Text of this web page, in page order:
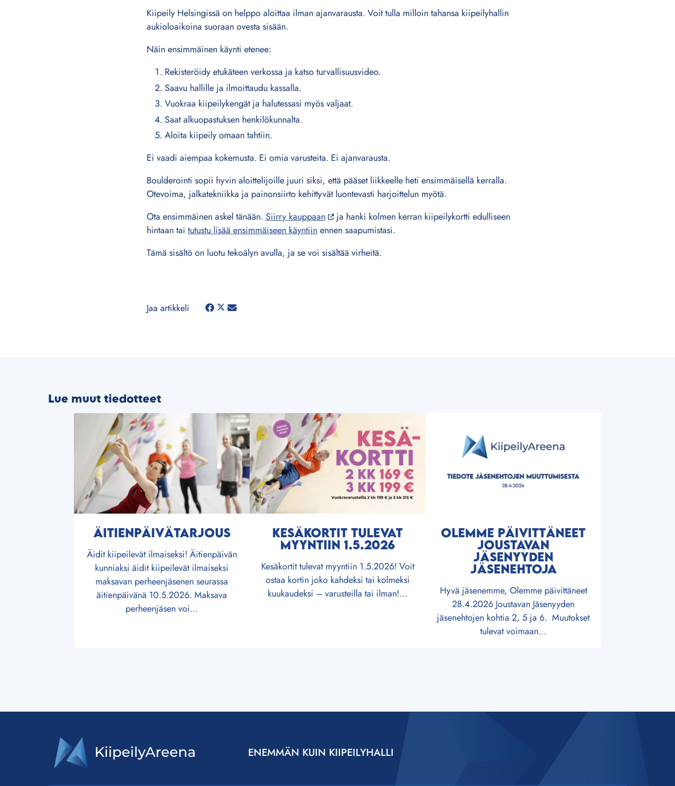
Kiipeily Helsingissä on helppo aloittaa ilman ajanvarausta. Voit tulla milloin tahansa kiipeilyhallin
aukioloaikoina suoraan ovesta sisään.
Näin ensimmäinen käynti etenee:
Rekisteröidy etukäteen verkossa ja katso turvallisuusvideo.
Saavu hallille ja ilmoittaudu kassalla.
Vuokraa kiipeilykengät ja halutessasi myös valjaat.
Saat alkuopastuksen henkilökunnalta.
Aloita kiipeily omaan tahtiin.
Ei vaadi aiempaa kokemusta. Ei omia varusteita. Ei ajanvarausta.
Boulderointi sopii hyvin aloittelijoille juuri siksi, että pääset liikkeelle heti ensimmäisellä kerralla.
Otevoima, jalkatekniikka ja painonsiirto kehittyvät luontevasti harjoittelun myötä.
Ota ensimmäinen askel tänään. Siirry kauppaan
ja hanki kolmen kerran kiipeilykortti edulliseen
hintaan tai tutustu lisää ensimmäiseen käyntiinennen saapumistasi.
Tämä sisältö on luotu tekoälyn avulla, ja se voi sisältää virheitä.
Jaa artikkeli
Lue muut tiedotteet
ÄITIENPÄIVÄTARJOUS
Äidit kiipeilevät ilmaiseksi! Äitienpäivän
kunniaksi äidit kiipeilevät ilmaiseksi
maksavan perheenjäsenen seurassa
äitienpäivänä 10.5.2026. Maksava
perheenjäsen voi…
KESÄKORTIT TULEVAT
MYYNTIIN 1.5.2026
Kesäkortit tulevat myyntiin 1.5.2026! Voit
ostaa kortin joko kahdeksi tai kolmeksi
kuukaudeksi – varusteilla tai ilman!…
OLEMME PÄIVITTÄNEET
JOUSTAVAN
JÄSENYYDEN
JÄSENEHTOJA
Hyvä jäsenemme, Olemme päivittäneet
28.4.2026 Joustavan Jäsenyyden
jäsenehtojen kohtia 2, 5 ja 6. Muutokset
tulevat voimaan…
ENEMMÄN KUIN KIIPEILYHALLI